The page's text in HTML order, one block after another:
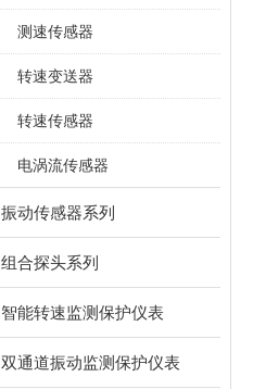
测速传感器
转速变送器
转速传感器
电涡流传感器
振动传感器系列
组合探头系列
智能转速监测保护仪表
双通道振动监测保护仪表